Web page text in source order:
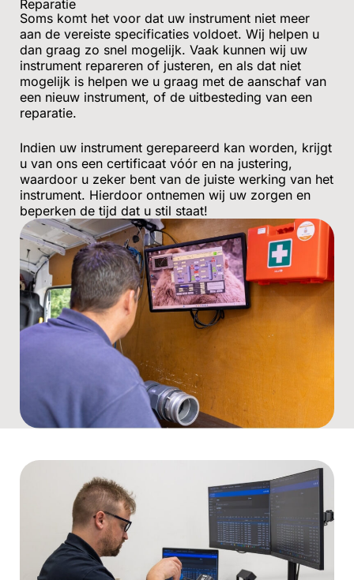
Reparatie
Soms komt het voor dat uw instrument niet meer
aan de vereiste specificaties voldoet. Wij helpen u
dan graag zo snel mogelijk. Vaak kunnen wij uw
instrument repareren of justeren, en als dat niet
mogelijk is helpen we u graag met de aanschaf van
een nieuw instrument, of de uitbesteding van een
reparatie.
Indien uw instrument gerepareerd kan worden, krijgt
u van ons een certificaat vóór en na justering,
waardoor u zeker bent van de juiste werking van het
instrument. Hierdoor ontnemen wij uw zorgen en
beperken de tijd dat u stil staat!